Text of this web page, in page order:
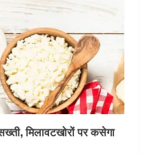
मिलावटखोरों पर कसेगा